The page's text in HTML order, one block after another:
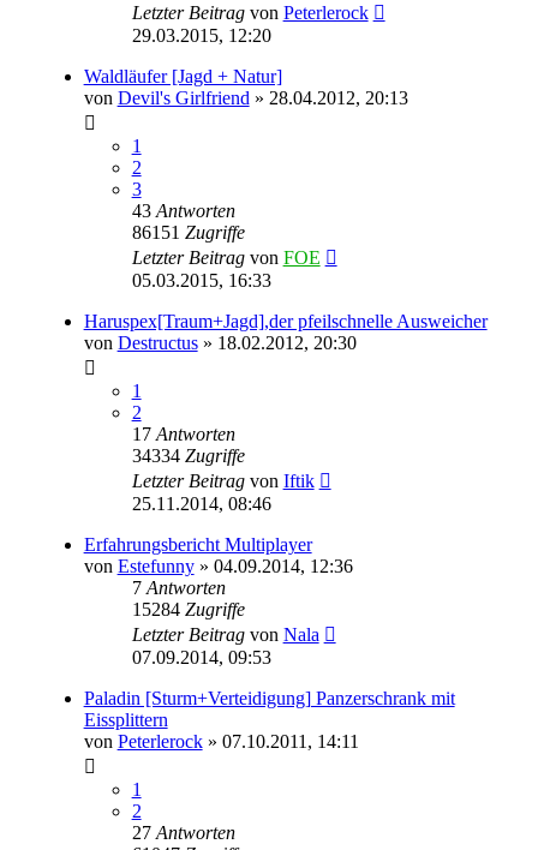
Letzter Beitrag von Peterlerock
29.03.2015, 12:20
Waldläufer [Jagd + Natur]
von Devil's Girlfriend » 28.04.2012, 20:13
1
2
3
43 Antworten
86151 Zugriffe
Letzter Beitrag von FOE
05.03.2015, 16:33
Haruspex[Traum+Jagd],der pfeilschnelle Ausweicher
von Destructus» 18.02.2012, 20:30
1
2
17 Antworten
34334 Zugriffe
Letzter Beitrag von Iftik
25.11.2014, 08:46
Erfahrungsbericht Multiplayer
von Estefunny» 04.09.2014, 12:36
7 Antworten
15284 Zugriffe
Letzter Beitrag von Nala
07.09.2014, 09:53
Paladin [Sturm+Verteidigung] Panzerschrank mit
Eissplittern
von Peterlerock» 07.10.2011, 14:11
1
2
27 Antworten